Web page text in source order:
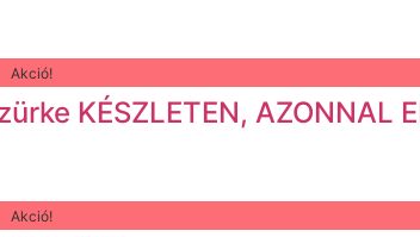
Akció!
KÉSZLETEN, AZONNAL
Akció!